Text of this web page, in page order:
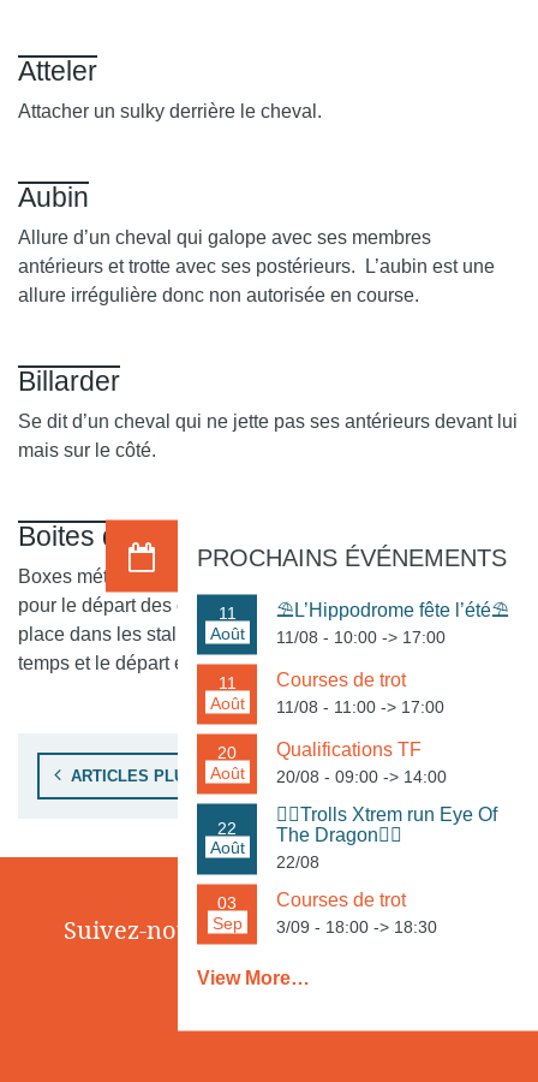
Atteler
Attacher un sulky derrière le cheval.
Aubin
Allure d’un cheval qui galope avec ses membres
antérieurs et trotte avec ses postérieurs. L’aubin est une
allure irrégulière donc non autorisée en course.
Billarder
Se dit d’un cheval qui ne jette pas ses antérieurs devant lui
mais sur le côté.
Boites de départ (starting-box)
Boxes métalliques dans lesquels se placent les chevaux
pour le départ des courses de plat ; lorsqu’ils sont tous en
place dans les stalles, toutes les portes s’ouvrent en même
temps et le départ est donné.
Navigation des articles
ARTICLES PLUS ANCIENS
Suivez-nous sur les réseaux sociaux
PROCHAINS ÉVÉNEMENTS
Août
11 ⛱️L’Hippodrome fête l’été⛱️
11/08 - 10:00 -> 17:00
Août
11 Courses de trot
11/08 - 11:00 -> 17:00
Août
20 Qualifications TF
20/08 - 09:00 -> 14:00
Août
22
🏃‍♀️Trolls Xtrem run Eye Of
The Dragon🏃‍♂️
22/08
Sep
03 Courses de trot
3/09 - 18:00 -> 18:30
View More…